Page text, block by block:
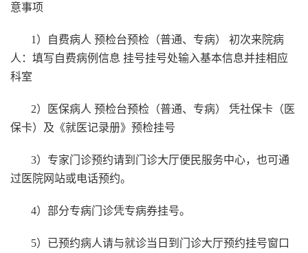
意事项
1）自费病人 预检台预检（普通、专病） 初次来院病
人：填写自费病例信息 挂号挂号处输入基本信息并挂相应
科室
2）医保病人 预检台预检（普通、专病） 凭社保卡（医
保卡）及《就医记录册》预检挂号
3）专家门诊预约请到门诊大厅便民服务中心，也可通
过医院网站或电话预约。
4）部分专病门诊凭专病券挂号。
5）已预约病人请与就诊当日到门诊大厅预约挂号窗口